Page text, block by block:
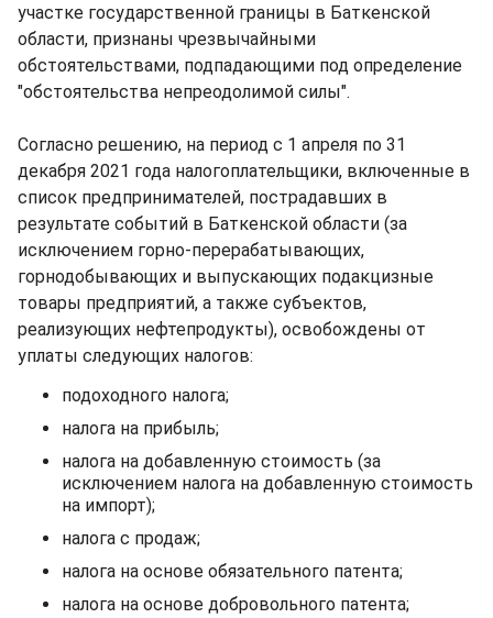
участке государственной границы в Баткенской
области, признаны чрезвычайными
обстоятельствами, подпадающими под определение
"обстоятельства непреодолимой силы".
Согласно решению, на период с 1 апреля по 31
декабря 2021 года налогоплательщики, включенные в
список предпринимателей, пострадавших в
результате событий в Баткенской области (за
исключением горно-перерабатывающих,
горнодобывающих и выпускающих подакцизные
товары предприятий, а также субъектов,
реализующих нефтепродукты), освобождены от
уплаты следующих налогов:
подоходного налога;
налога на прибыль;
налога на добавленную стоимость (за
исключением налога на добавленную стоимость
на импорт);
налога с продаж;
налога на основе обязательного патента;
налога на основе добровольного патента;